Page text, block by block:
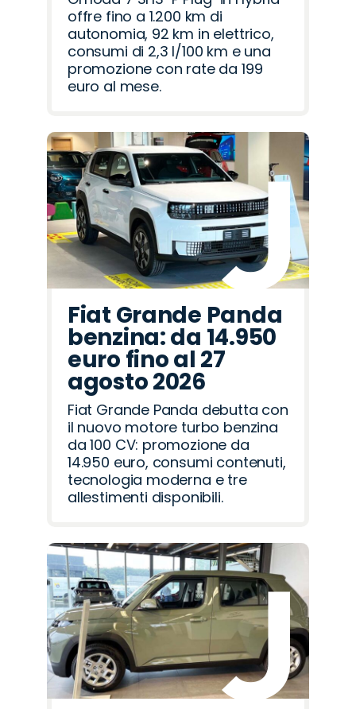
offre fino a 1.200 km di
autonomia, 92 km in elettrico,
consumi di 2,3 l/100 km e una
promozione con rate da 199
euro al mese.
Fiat Grande Panda
benzina: da 14.950
euro fino al 27
agosto 2026
Fiat Grande Panda debutta con
il nuovo motore turbo benzina
da 100 CV: promozione da
14.950 euro, consumi contenuti,
tecnologia moderna e tre
allestimenti disponibili.